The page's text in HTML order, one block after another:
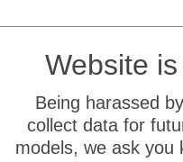
Website
Being harassed
collect data for
models, we ask you